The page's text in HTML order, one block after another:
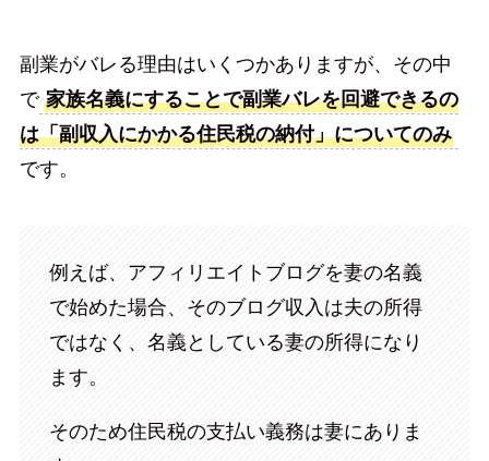
副業がバレる理由はいくつかありますが、その中
で 家族名義にすることで副業バレを回避できるの
は「副収入にかかる住民税の納付」についてのみ
です。
例えば、アフィリエイトブログを妻の名義
で始めた場合、そのブログ収入は夫の所得
ではなく、名義としている妻の所得になり
ます。
そのため住民税の支払い義務は妻にありま